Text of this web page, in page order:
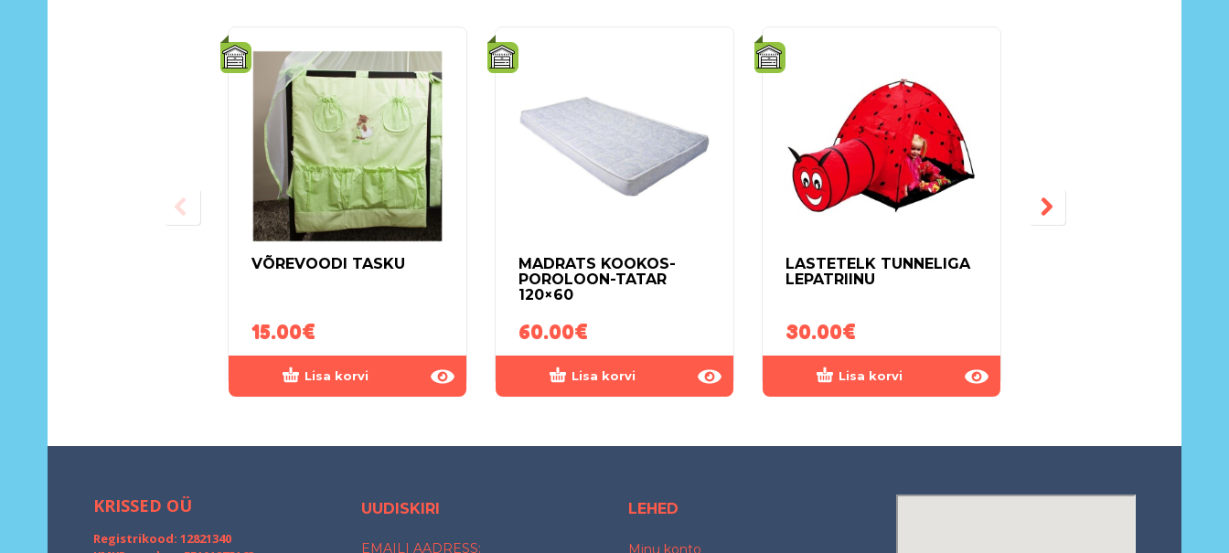
VÕREVOODI TASKU
15.00€
Lisa korvi
MADRATS KOOKOS-
POROLOON-TATAR
120×60
60.00€
Lisa korvi
LASTETELK TUNNELIGA
LEPATRIINU
30.00€
Lisa korvi
KRISSED OÜ
Registrikood: 12821340
UUDISKIRI
EMAILI AADRESS:
LEHED
Minu konto